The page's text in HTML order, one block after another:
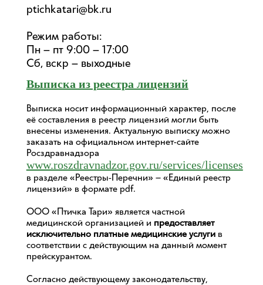
ptichkatari@bk.ru
Режим работы:
Пн – пт 9:00 – 17:00
Сб, вскр – выходные
Выписка из реестра лицензий
Выписка носит информационный характер, после
её составления в реестр лицензий могли быть
внесены изменения. Актуальную выписку можно
заказать на официальном интернет-сайте
Росздравнадзора
www.roszdravnadzor.gov.ru/services/licenses
в разделе «Реестры-Перечни» – «Единый реестр
лицензий» в формате pdf.
ООО «Птичка Тари» является частной
медицинской организацией и предоставляет
исключительно платные медицинские услугив
соответствии с действующим на данный момент
прейскурантом.
Согласно действующему законодательству,